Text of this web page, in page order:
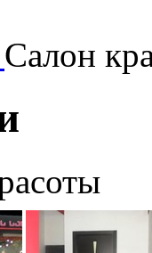
Салон